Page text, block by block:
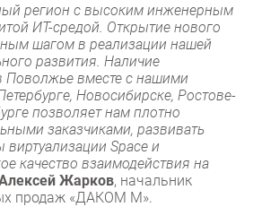
регион с высоким инженерным
ИТ-средой. Открытие нового
шагом в реализации нашей
развития. Наличие
Поволжье вместе с нашими
Новосибирске, Ростове-
позволяет нам плотно
заказчиками, развивать
Space и
качество взаимодействия на
Жарков, начальник
продаж «ДАКОМ М».